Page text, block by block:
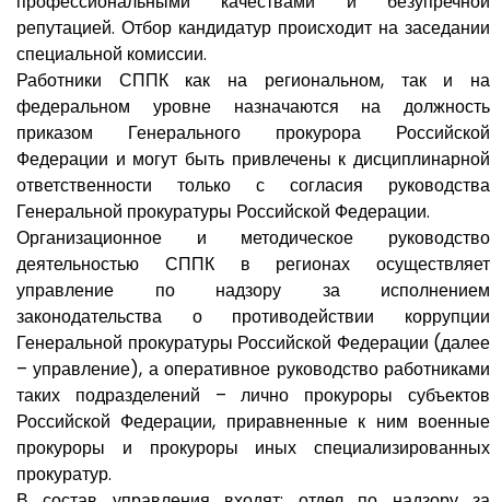
репутацией. Отбор кандидатур происходит на заседании
специальной комиссии.
Работники СППК как на региональном, так и на
федеральном уровне назначаются на должность
приказом Генерального прокурора Российской
Федерации и могут быть привлечены к дисциплинарной
ответственности только с согласия руководства
Генеральной прокуратуры Российской Федерации.
Организационное и методическое руководство
деятельностью СППК в регионах осуществляет
управление по надзору за исполнением
законодательства о противодействии коррупции
Генеральной прокуратуры Российской Федерации (далее
– управление), а оперативное руководство работниками
таких подразделений – лично прокуроры субъектов
Российской Федерации, приравненные к ним военные
прокуроры и прокуроры иных специализированных
прокуратур.